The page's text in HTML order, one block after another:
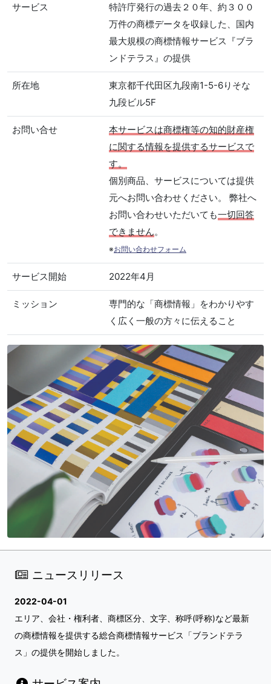
サービス
特許庁発行の過去２０年、約３００
万件の商標データを収録した、国内
最大規模の商標情報サービス『ブラ
ンドテラス』の提供
所在地
東京都千代田区九段南1-5-6りそな
九段ビル5F
お問い合せ
本サービスは商標権等の知的財産権
に関する情報を提供するサービスで
す。
個別商品、サービスについては提供
元へお問い合わせください。 弊社へ
お問い合わせいただいても一切回答
できません。
※お問い合わせフォーム
サービス開始 2022年4月
ミッション
専門的な「商標情報」をわかりやす
く広く一般の方々に伝えること
ニュースリリース
2022-04-01
エリア、会社・権利者、商標区分、文字、称呼(呼称)など最新
の商標情報を提供する総合商標情報サービス「ブランドテラ
ス」の提供を開始しました。